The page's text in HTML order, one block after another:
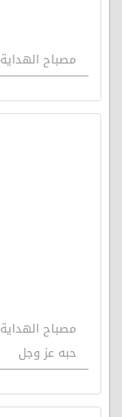
مصباح الهداية 285 - أنواع البكاء لله تعالى ج1
حبه عز وجل